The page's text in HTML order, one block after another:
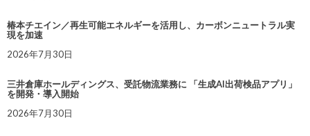
椿本チエイン／再生可能エネルギーを活用し、カーボンニュートラル実
現を加速
2026年7月30日
三井倉庫ホールディングス、受託物流業務に 「生成AI出荷検品アプリ」
を開発・導入開始
2026年7月30日